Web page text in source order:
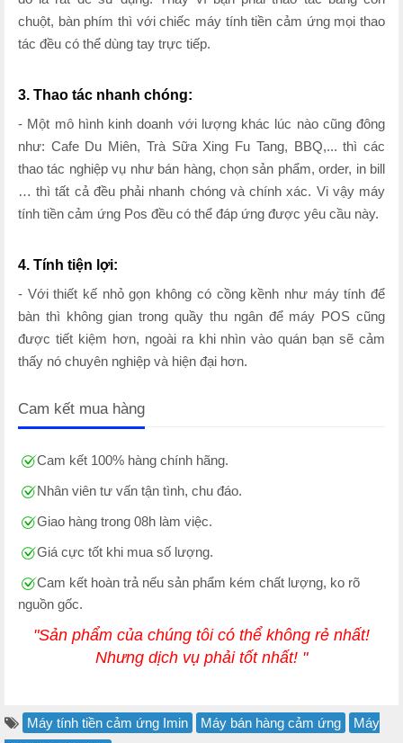
chuột, bàn phím thì với chiếc máy tính tiền cảm ứng mọi thao
tác đều có thể dùng tay trực tiếp.
3. Thao tác nhanh chóng:
- Một mô hình kinh doanh với lượng khác lúc nào cũng đông
như: Cafe Du Miên, Trà Sữa Xing Fu Tang, BBQ,... thì các
thao tác nghiệp vụ như bán hàng, chọn sản phẩm, order, in bill
… thì tất cả đều phải nhanh chóng và chính xác. Vi vậy máy
tính tiền cảm ứng Pos đều có thể đáp ứng được yêu cầu này.
4. Tính tiện lợi:
- Với thiết kế nhỏ gọn không có cồng kềnh như máy tính để
bàn thì không gian trong quầy thu ngân để máy POS cũng
được tiết kiệm hơn, ngoài ra khi nhìn vào quán bạn sẽ cảm
thấy nó chuyên nghiệp và hiện đại hơn.
Cam kết mua hàng
Cam kết 100% hàng chính hãng.
Nhân viên tư vấn tận tình, chu đáo.
Giao hàng trong 08h làm việc.
Giá cực tốt khi mua số lượng.
Cam kết hoàn trả nếu sản phẩm kém chất lượng, ko rõ
nguồn gốc.
"Sản phẩm của chúng tôi có thể không rẻ nhất!
Nhưng dịch vụ phải tốt nhất! "
Máy tính tiền cảm ứng Imin Máy bán hàng cảm ứng
Máy